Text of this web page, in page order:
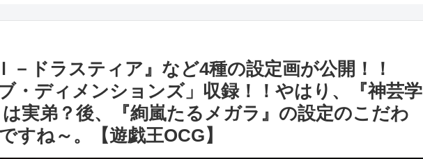
－ドラスティア』など4種の設定画が公開！！
・ディメンションズ」収録！！やはり、『神芸学
実弟？後、『絢嵐たるメガラ』の設定のこだわ
すね～。【遊戯王OCG】